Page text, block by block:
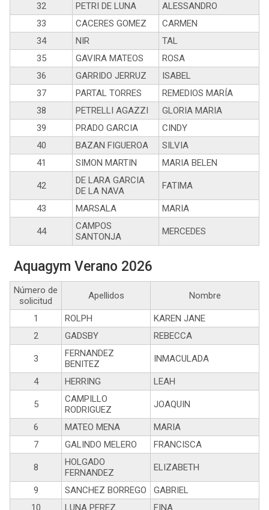
32
PETRI DE LUNA
ALESSANDRO
33
CACERES GOMEZ
CARMEN
34
NIR
TAL
35
GAVIRA MATEOS
ROSA
36
GARRIDO JERRUZ
ISABEL
37
PARTAL TORRES
REMEDIOS MARÍA
38
PETRELLI AGAZZI
GLORIA MARIA
39
PRADO GARCIA
CINDY
40
BAZAN FIGUEROA
SILVIA
41
SIMON MARTIN MARIA BELEN
42
DE LARA GARCIA
DE LA NAVA
FATIMA
43 MARSALA MARIA
44
CAMPOS
SANTONJA
MERCEDES
Aquagym Verano 2026
Número de
solicitud
Apellidos Nombre
1 ROLPH
KAREN JANE
2
GADSBY REBECCA
3
FERNANDEZ
BENITEZ
INMACULADA
4 HERRING LEAH
5
CAMPILLO
RODRIGUEZ
JOAQUIN
6 MATEO MENA
MARIA
7
GALINDO MELERO FRANCISCA
8
HOLGADO
FERNANDEZ
ELIZABETH
9 SANCHEZ BORREGO
GABRIEL
10
LUNA PEREZ FINA